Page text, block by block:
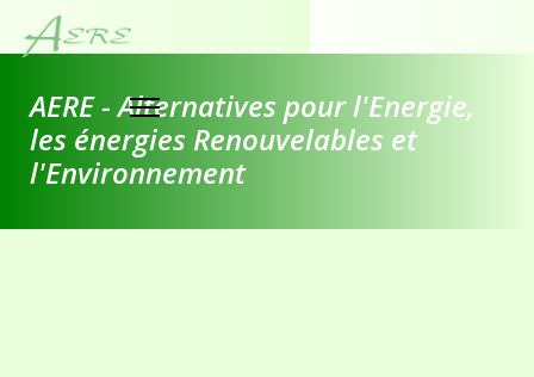
AERE - Alternatives pour l'Energie,
les énergies Renouvelables et
l'Environnement